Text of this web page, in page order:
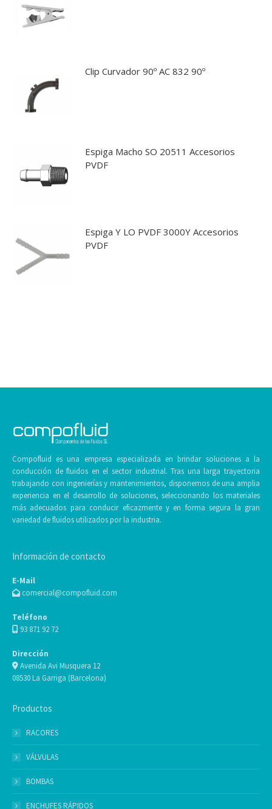
Clip Curvador 90º AC 832 90º
Espiga Macho SO 20511 Accesorios
PVDF
Espiga Y LO PVDF 3000Y Accesorios
PVDF
Compofluid es una empresa especializada en brindar soluciones a la
conducción de fluidos en el sector industrial. Tras una larga trayectoria
trabajando con ingenierías y mantenimientos, disponemos de una amplia
experiencia en el desarrollo de soluciones, seleccionando los materiales
más adecuados para conducir eficazmente y en forma segura la gran
variedad de fluidos utilizados por la industria.
Información de contacto
E-Mail
comercial@compofluid.com
Teléfono
93 871 92 72
Dirección
Avenida Avi Musquera 12
08530 La Garriga (Barcelona)
Productos
RACORES
VÁLVULAS
BOMBAS
ENCHUFES RÁPIDOS